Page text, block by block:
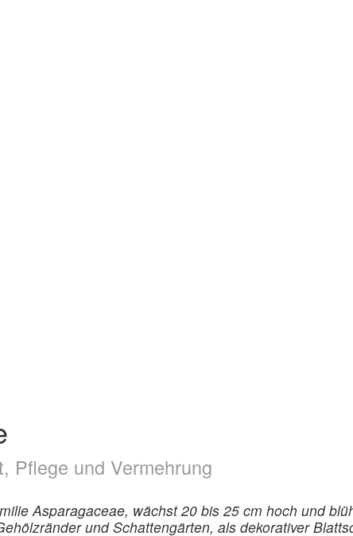
Pflege und Vermehrung
Asparagaceae, wächst 20 bis 25 cm hoch und
und Schattengärten, als dekorativer